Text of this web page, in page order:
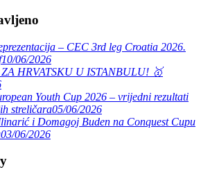
– CEC 3rd leg Croatia 2026.
10/06/2026
ZA HRVATSKU U ISTANBULU! 🥇
Youth Cup 2026 – vrijedni rezultati
streličara05/06/2026
i Domagoj Buden na Conquest Cupu
03/06/2026